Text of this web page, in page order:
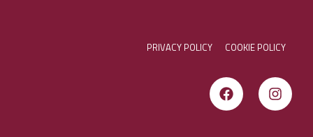
PRIVACY POLICY COOKIE POLICY
F
a
c
I
n
s